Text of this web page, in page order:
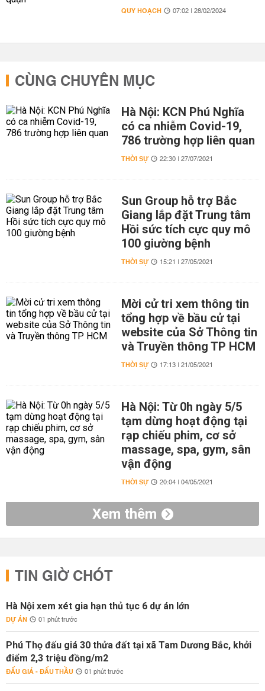
QUY HOẠCH 07:02 | 28/02/2024
CÙNG CHUYÊN MỤC
Hà Nội: KCN Phú Nghĩa
có ca nhiễm Covid-19,
786 trường hợp liên quan
THỜI SỰ 22:30 | 27/07/2021
Sun Group hỗ trợ Bắc
Giang lắp đặt Trung tâm
Hồi sức tích cực quy mô
100 giường bệnh
THỜI SỰ 15:21 | 27/05/2021
Mời cử tri xem thông tin
tổng hợp về bầu cử tại
website của Sở Thông tin
và Truyền thông TP HCM
THỜI SỰ 17:13 | 21/05/2021
Hà Nội: Từ 0h ngày 5/5
tạm dừng hoạt động tại
rạp chiếu phim, cơ sở
massage, spa, gym, sân
vận động
THỜI SỰ 20:04 | 04/05/2021
Xem thêm
TIN GIỜ CHÓT
Hà Nội xem xét gia hạn thủ tục 6 dự án lớn
DỰ ÁN 01 phút trước
Phú Thọ đấu giá 30 thửa đất tại xã Tam Dương Bắc, khởi
điểm 2,3 triệu đồng/m2
ĐẤU GIÁ - ĐẤU THẦU 01 phút trước